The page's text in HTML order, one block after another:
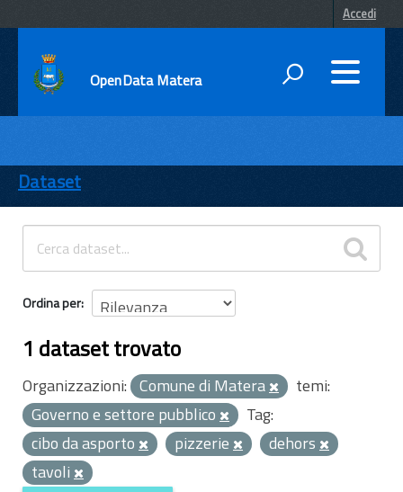
Accedi
OpenData Matera
ENTI
TEMI
INFORMAZIONI
Dataset
Ordina per
1 dataset trovato
Organizzazioni: Comune di Matera
temi:
Governo e settore pubblico
Tag:
cibo da asporto
pizzerie
dehors
tavoli